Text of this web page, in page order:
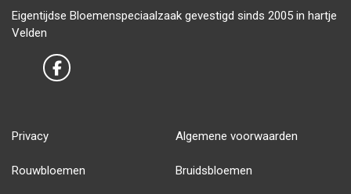
Eigentijdse Bloemenspeciaalzaak gevestigd sinds 2005 in hartje
Velden
Privacy Algemene voorwaarden
Rouwbloemen Bruidsbloemen